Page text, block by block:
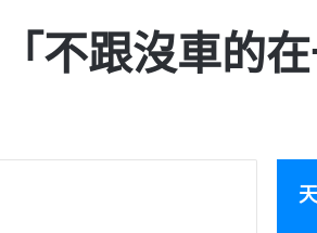
不跟沒車的